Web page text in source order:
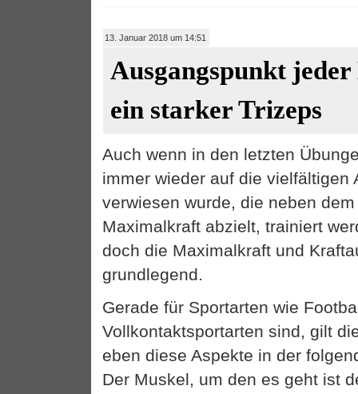
13. Januar 2018 um 14:51
Ausgangspunkt jeder
ein starker Trizeps
Auch wenn in den letzten
immer wieder auf die vielfältigen
verwiesen wurde, die neben
Maximalkraft abzielt, trainiert
doch die Maximalkraft und
grundlegend.
Gerade für Sportarten wie
Vollkontaktsportarten sind, gilt
eben diese Aspekte in der
Der Muskel, um den es geht ist